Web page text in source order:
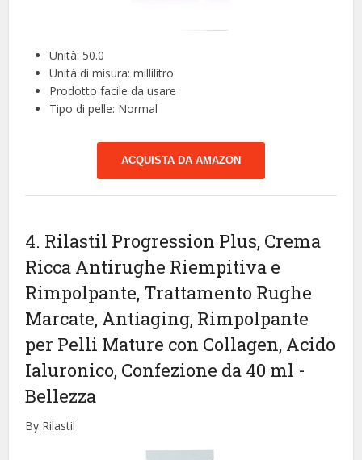
Unità: 50.0
Unità di misura: millilitro
Prodotto facile da usare
Tipo di pelle: Normal
ACQUISTA DA AMAZON
4. Rilastil Progression Plus, Crema
Ricca Antirughe Riempitiva e
Rimpolpante, Trattamento Rughe
Marcate, Antiaging, Rimpolpante
per Pelli Mature con Collagen, Acido
Ialuronico, Confezione da 40 ml -
Bellezza
By Rilastil